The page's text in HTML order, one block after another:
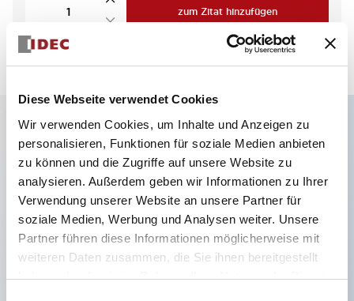
Diese Webseite verwendet Cookies
Wir verwenden Cookies, um Inhalte und Anzeigen zu
personalisieren, Funktionen für soziale Medien anbieten
zu können und die Zugriffe auf unsere Website zu
analysieren. Außerdem geben wir Informationen zu Ihrer
Verwendung unserer Website an unsere Partner für
soziale Medien, Werbung und Analysen weiter. Unsere
Partner führen diese Informationen möglicherweise mit
weiteren Daten zusammen, die Sie ihnen bereitgestellt
haben oder die sie im Rahmen Ihrer Nutzung der Dienste
zum Zitat hinzufügen
Hauptmerkmale
Eine dichte Montage in Gruppen ist möglich, und
das An- und Abstecken der Kontakt-Einheit ist
auch bei der dichten Montage in Gruppen einfach
durchführbar.